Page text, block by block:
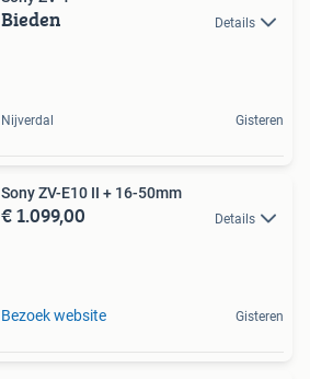
Bieden Details
Nijverdal Gisteren
Sony ZV-E10 II + 16-50mm
€ 1.099,00 Details
Bezoek website Gisteren